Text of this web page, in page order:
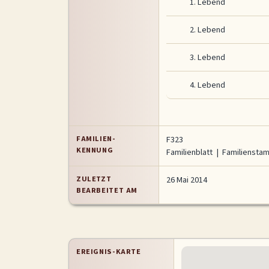
2.Lebend
3.Lebend
4.Lebend
FAMILIEN-
KENNUNG
F323
Familienblatt |
ZULETZT
BEARBEITET AM
26 Mai 2014
EREIGNIS-KARTE